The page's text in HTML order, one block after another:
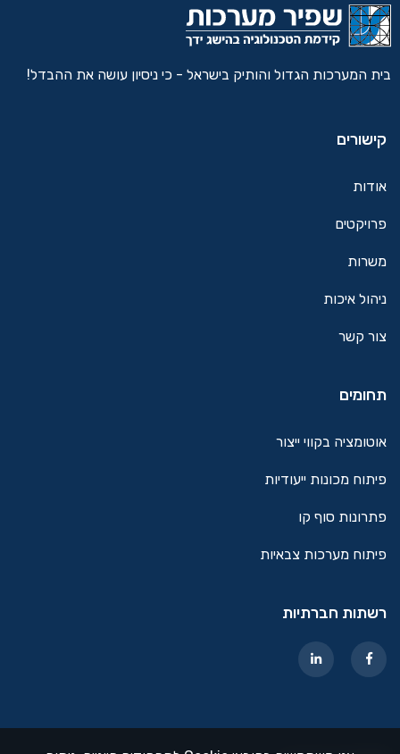
בית המערכות הגדול והותיק בישראל - כי ניסיון עושה את ההבדל!
קישורים
אודות
פרויקטים
משרות
ניהול איכות
צור קשר
תחומים
אוטומציה בקווי ייצור
פיתוח מכונות ייעודיות
פתרונות סוף קו
פיתוח מערכות צבאיות
רשתות חברתיות